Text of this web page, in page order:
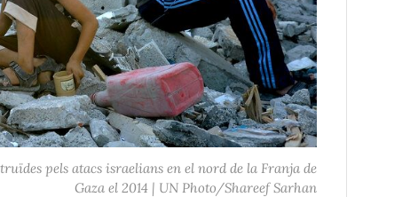
pels atacs israelians en el nord de la Franja de
Gaza el 2014 | UN Photo/Shareef Sarhan